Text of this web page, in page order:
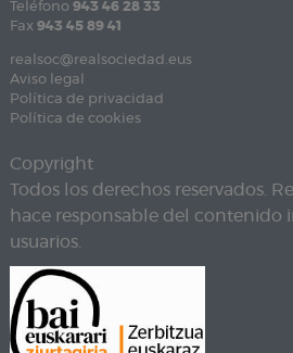
Teléfono 943 46 28 33
Fax 943 45 89 41
realsoc@realsociedad.eus
Aviso legal
Política de privacidad
Política de cookies
Copyright
Todos los derechos reservados.
hace responsable del contenido
usuarios.